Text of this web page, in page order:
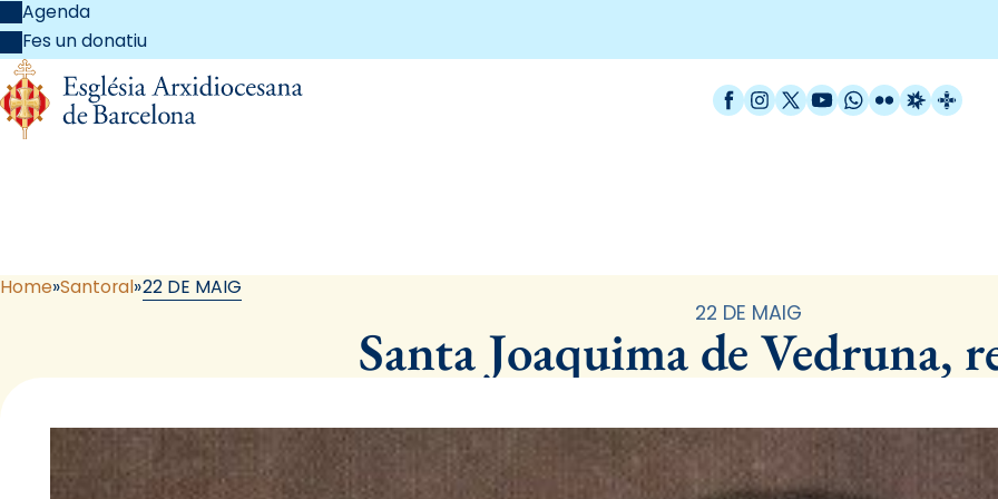
Agenda
Fes un donatiu
Facebook
Instagram
X / Twitter
YouTube
WhatsApp
FlickrRadio
Home Santoral 22 DE MAIG
22 DE MAIG
Santa Joaquima de Vedruna,